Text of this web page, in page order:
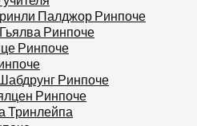
Палджор Ринпоче
Ринпоче
Ринпоче
Ринпоче
Ринпоче
Тринлейпа